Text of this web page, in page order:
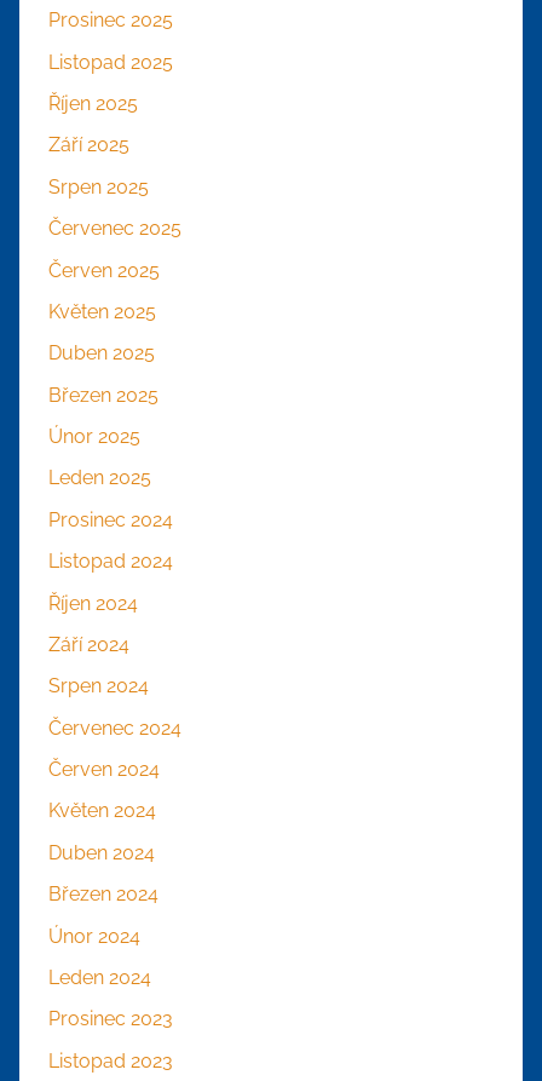
Prosinec 2025
Listopad 2025
Říjen 2025
Září 2025
Srpen 2025
Červenec 2025
Červen 2025
Květen 2025
Duben 2025
Březen 2025
Únor 2025
Leden 2025
Prosinec 2024
Listopad 2024
Říjen 2024
Září 2024
Srpen 2024
Červenec 2024
Červen 2024
Květen 2024
Duben 2024
Březen 2024
Únor 2024
Leden 2024
Prosinec 2023
Listopad 2023